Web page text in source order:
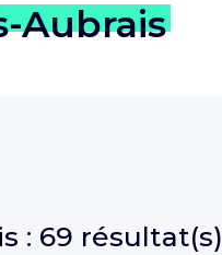
Aubrais
: 69 résultat(s)